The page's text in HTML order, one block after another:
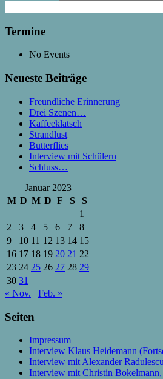
Termine
No Events
Neueste Beiträge
Freundliche Erinnerung
Drei Szenen…
Kaffeeklatsch
Strandlust
Butterflies
Interview mit Schülern
Schluss…
Januar 2023
M D M D F S
S
1
2
3 4 5 6 7
8
9
10 11 12 13 14 15
16 17 18 19 20 21 22
23 24 25 26 27 28 29
30 31
« Nov.
Feb. »
Seiten
Impressum
Interview Klaus Heidemann
Interview mit Alexander Radulescu
Interview mit Christin